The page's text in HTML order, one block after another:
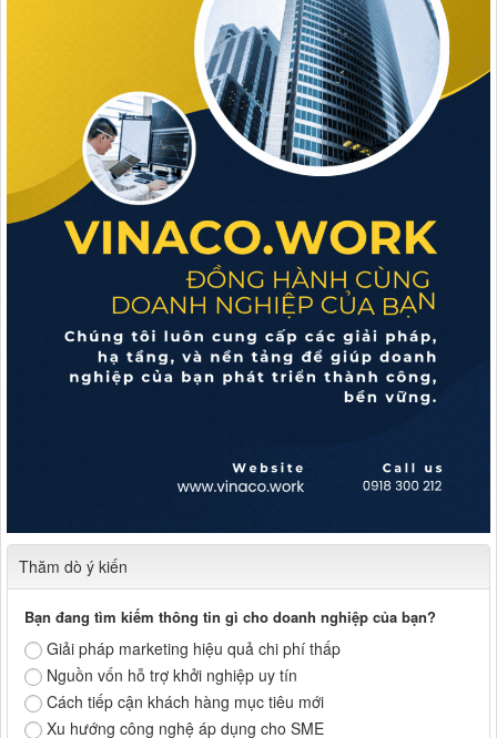
Thăm dò ý kiến
Bạn đang tìm kiếm thông tin gì cho doanh nghiệp của bạn?
Giải pháp marketing hiệu quả chi phí thấp
Nguồn vốn hỗ trợ khởi nghiệp uy tín
Cách tiếp cận khách hàng mục tiêu mới
Xu hướng công nghệ áp dụng cho SME